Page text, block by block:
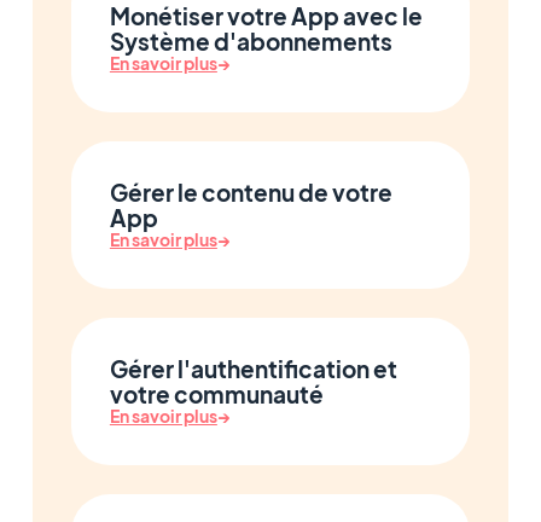
Monétiser votre App avec le
Système d'abonnements
En savoir plus→
Gérer le contenu de votre
App
En savoir plus→
Gérer l'authentification et
votre communauté
En savoir plus→